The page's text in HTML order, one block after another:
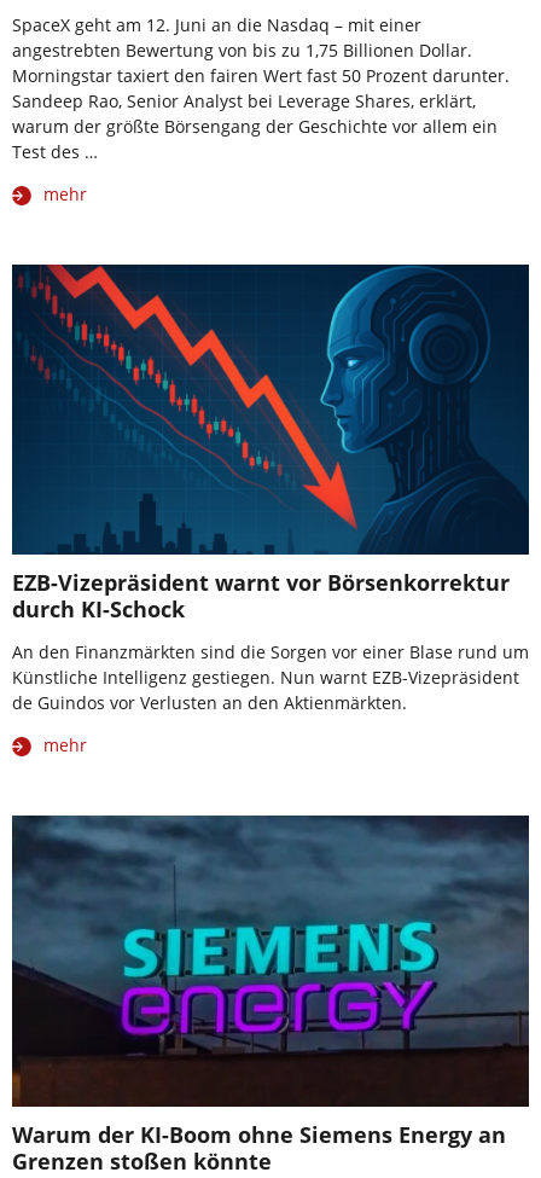
SpaceX geht am 12. Juni an die Nasdaq – mit einer
angestrebten Bewertung von bis zu 1,75 Billionen Dollar.
Morningstar taxiert den fairen Wert fast 50 Prozent darunter.
Sandeep Rao, Senior Analyst bei Leverage Shares, erklärt,
warum der größte Börsengang der Geschichte vor allem ein
Test des …
mehr
EZB-Vizepräsident warnt vor Börsenkorrektur
durch KI-Schock
An den Finanzmärkten sind die Sorgen vor einer Blase rund um
Künstliche Intelligenz gestiegen. Nun warnt EZB-Vizepräsident
de Guindos vor Verlusten an den Aktienmärkten.
mehr
Warum der KI-Boom ohne Siemens Energy an
Grenzen stoßen könnte